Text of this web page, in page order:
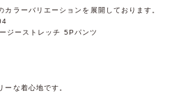
カラーバリエーションを展開しております。
ジーストレッチ 5Pパンツ
ーな着心地です。